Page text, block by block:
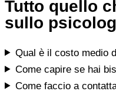
Tutto quello
sullo
Qual è il costo medio
Come capire se hai
Come faccio a